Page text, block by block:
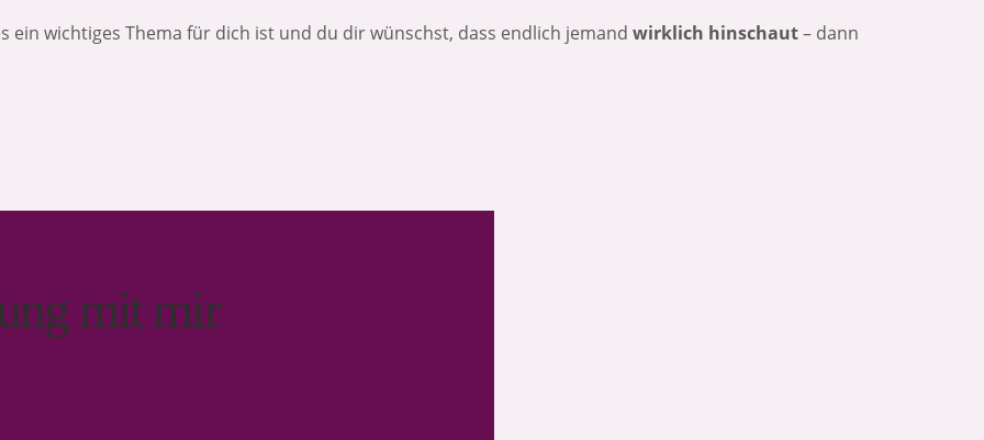
ein wichtiges Thema für dich ist und du dir wünschst, dass endlich jemand wirklich hinschaut– dann
mit mir